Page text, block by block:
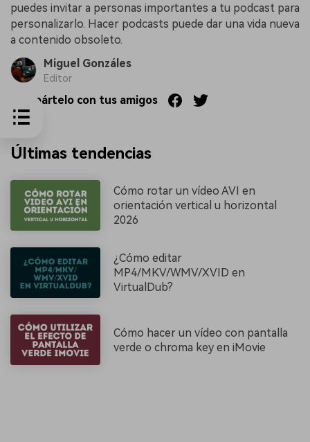
puedes invitar a personas importantes a tu podcast para
personalizarlo. Hacer podcasts puede dar una vida nueva
a contenido obsoleto.
Miguel Gonzáles
Editor
Compártelo con tus amigos
Últimas tendencias
Cómo rotar un vídeo AVI en
orientación vertical u horizontal
2026
¿Cómo editar
MP4/MKV/WMV/XVID en
VirtualDub?
Cómo hacer un vídeo con pantalla
verde o chroma key en iMovie